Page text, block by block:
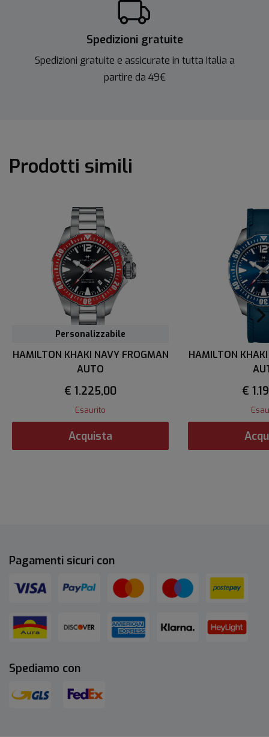
Spedizioni gratuite
Spedizioni gratuite e assicurate in tutta Italia a
partire da 49€
Prodotti simili
Personalizzabile
HAMILTON KHAKI NAVY FROGMAN
AUTO
€ 1.225,00
Esaurito
Acquista
HAMILTON
€
Pagamenti sicuri con
Spediamo con